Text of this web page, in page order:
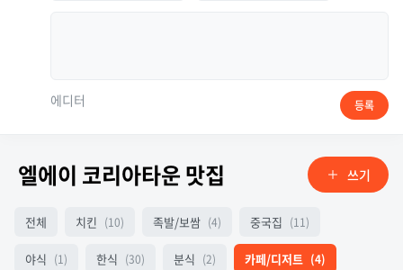
에디터 등록
엘에이 코리아타운 맛집 쓰기
전체 치킨 (10) 족발/보쌈 (4) 중국집 (11)
야식 (1) 한식 (30) 분식 (2) 카페/디저트 (4)